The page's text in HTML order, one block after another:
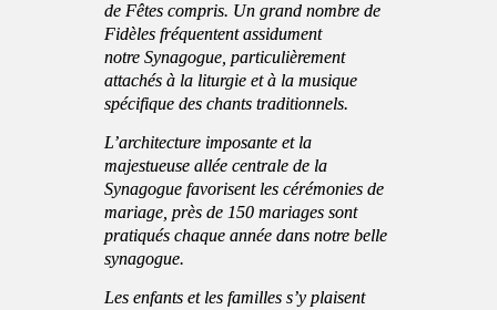
de Fêtes compris. Un grand nombre de
Fidèles fréquentent assidument
notre Synagogue, particulièrement
attachés à la liturgie et à la musique
spécifique des chants traditionnels.
L’architecture imposante et la
majestueuse allée centrale de la
Synagogue favorisent les cérémonies de
mariage, près de 150 mariages sont
pratiqués chaque année dans notre belle
synagogue.
Les enfants et les familles s’y plaisent